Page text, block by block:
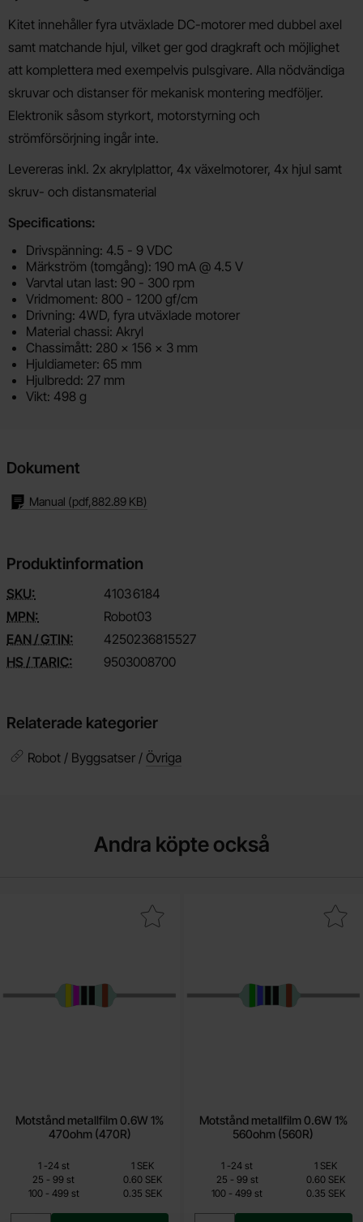
Kitet innehåller fyra utväxlade DC-motorer med dubbel axel
samt matchande hjul, vilket ger god dragkraft och möjlighet
att komplettera med exempelvis pulsgivare. Alla nödvändiga
skruvar och distanser för mekanisk montering medföljer.
Elektronik såsom styrkort, motorstyrning och
strömförsörjning ingår inte.
Levereras inkl. 2x akrylplattor, 4x växelmotorer, 4x hjul samt
skruv- och distansmaterial
Specifications:
Drivspänning: 4.5 - 9 VDC
Märkström (tomgång): 190 mA @ 4.5 V
Varvtal utan last: 90 - 300 rpm
Vridmoment: 800 - 1200 gf/cm
Drivning: 4WD, fyra utväxlade motorer
Material chassi: Akryl
Chassimått: 280 x 156 x 3 mm
Hjuldiameter: 65 mm
Hjulbredd: 27 mm
Vikt: 498 g
Dokument
Manual (pdf,882.89 KB)
Produktinformation
SKU: 41036184
MPN:
Robot03
EAN / GTIN:
4250236815527
HS / TARIC:
9503008700
Relaterade kategorier
Robot / Byggsatser / Övriga
Andra köpte också
Motstånd metallfilm 0.6W 1%
470ohm (470R)
0.15 SEK
Inklusive 25% moms
motstånd metallfilm 0.6W 1% 470ohm (470R) som favorit
Mängdrabatt
Pris /st
1 -till
24 st
1 SEK
25 - till
99 st
0.60 SEK
100 -till499 st 0.35 SEK
Motstånd metallfilm 0.6W 1%
560ohm (560R)
0.15 SEK
Inklusive 25% moms
Makera motstånd metallfilm 0.6W
Mängdrabatt
Pris /st
1 -till
24 st
1 SEK
25 -till99 st
0.60 SEK
100 - till
499 st 0.35 SEK